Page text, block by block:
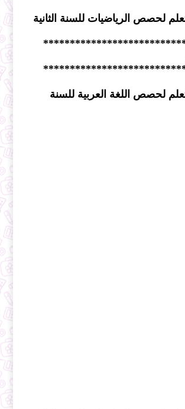
لحصص الرياضيات للسنة الثانية
لحصص اللغة العربية للسنة